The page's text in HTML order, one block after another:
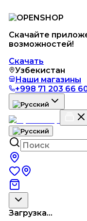
Скачайте
возможностей!
Скачать
Узбекистан
Наши магазины
+998 71 203 66
Загрузка...